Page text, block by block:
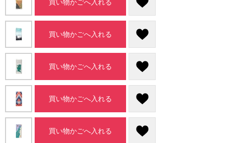
買い物かごへ入れる
買い物かごへ入れる
買い物かごへ入れる
買い物かごへ入れる
買い物かごへ入れる